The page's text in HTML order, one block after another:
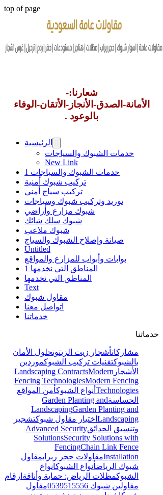
top of page
شعارنا:-
الأمانة-الصدق-الأنجاز-الأتقان-الوفاء
بالوعود .
الرئيسية
خدمات الشبوك والسياجات
New Link
خدمات الشبوك والسياجات 1
تركيب شبوك أمنية
تركيب سياج أمني
توريد وتركيب شبوك وسياجات
شبوك مزارع وأراضي
شبوك سلك شائك
شبوك ملاعب
صيانة وإصلاح الشبوك والسياج
Untitled
بوابات وأبواب للمزارع والمواقع
المناطق التي نخدمها 1
المناطق التي نخدمها
Text
مقاول شبوك
اتواصل معنا
خدماتنا
خدماتنا
مشاركاتأشجار زيت الزيتونحلول الأمان
بالشبوكتقنيات تركيب الشبوكموردين
الأشجار
Landscaping ContractsModern
Fencing TechnologiesModern Fencing
Technologies أنواع الشبوكأمن المواقع
الحساسةGarden Planting and
LandscapingGarden Planting and
Landscaping اختيار مقاول شبوكتشجير
وتنسيق الحدائقAdvanced Security
SolutionsSecurity Solutions with
FencingChain Link Fence
Installationمقاولات حجر ربرابمقاول
شبوك الرياضأنواع الشبوكانواع
الشبوكمظلات الرياض: حماية وأناقة ارقام
مقاولين شبوك 0539515556
مقاول